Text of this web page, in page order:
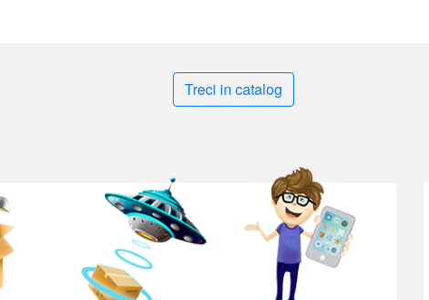
Treci in catalog